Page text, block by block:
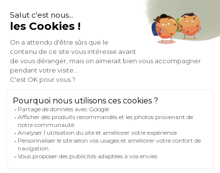
MOYENS DE PAIEMENT
FRANCE